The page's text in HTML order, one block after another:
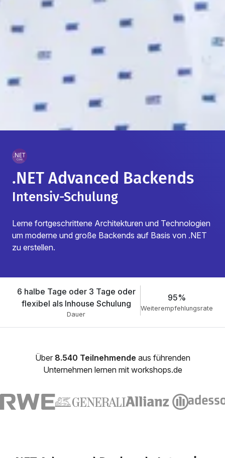
.NET Advanced Backends
Intensiv-Schulung
Lerne fortgeschrittene Architekturen und Technologien
um moderne und große Backends auf Basis von .NET
zu erstellen.
6 halbe Tage oder 3 Tage oder
flexibel als Inhouse Schulung
Dauer
95%
Weiterempfehlungsrate
Über 8.540 Teilnehmende aus führenden
Unternehmen lernen mit workshops.de